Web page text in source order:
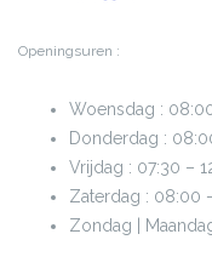
Openingsuren :
Woensdag :
Donderdag :
Vrijdag : 07:30 –
Zaterdag : 08:00
Zondag |